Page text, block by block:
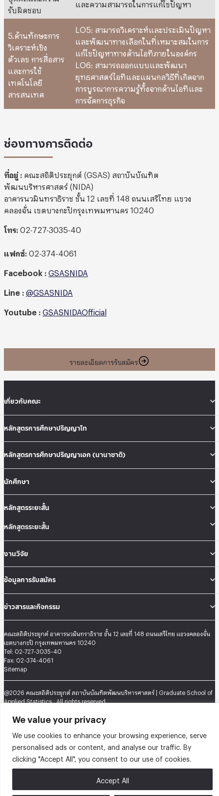
We value your privacy
We use cookies to enhance your browsing experience, serve
personalised ads or content, and analyse our traffic. By
clicking "Accept All", you consent to our use of cookies.
Accept All
รายละเอียดการรับสมัคร
รับผิดชอบ
และความสามารถในการแก้ไขปัญหา
5.ด้านทักษะการ
วิเคราะห์เชิง
ตัวเลข การสื่อสาร
และการใช้
เทคโนโลยี
สารสนเทศ
LO5: สามารถวิเคราะห์และประเมินปัญหา
และพัฒนาทางเลือกในที่เหมาะสมในการ
แก้ไขปัญหาทางด้านไอทีภายในองค์กร
LO6: สามารถออกแบบและพัฒนา
ยุทธศาสตร์ไอทีและแผนกลวิธีที่เกิดจาก
การบูรณาการความรู้ทั้งจากด้านไอทีและ
การจัดการธุรกิจ
ช่องทางการติดต่อ
ที่อยู่ : คณะสถิติประยุกต์ (GSAS) สถาบันบัณฑิต
พัฒนบริหารศาสตร์ (NIDA)
อาคารนวมินทราธิราช ชั้น 12 เลขที่ 148 ถนนเสรีไทย แขวง
คลองจั่น เขตบางกะปิกรุงเทพมหานคร 10240
โทร: 02-727-3035-40
แฟกซ์: 02-374-4061
Facebook : GSASNIDA
Line : @GSASNIDA
Youtube : GSASNIDAOfficial
เกี่ยวกับคณะ
หลักสูตรการศึกษาปริญญาโท
หลักสูตรการศึกษาปริญญาเอก (นานาชาติ)
นักศึกษา
หลักสูตรระยะสั้น
หลักสูตรระยะสั้น
งานวิจัย
ข้อมูลการรับสมัคร
ข่าวสารและกิจกรรม
คณะสถิติประยุกต์ อาคารนวมินทราธิราช ชั้น 12 เลขที่ 148 ถนนเสรีไทย แขวงคลองจั่น
เขตบางกะปิ กรุงเทพมหานคร 10240
Tel: 02-727-3035-40
Fax: 02-374-4061
Sitemap
@2026 คณะสถิติประยุกต์ สถาบันบัณฑิตพัฒนบริหารศาสตร์ | Graduate School of
Applied Statistics . All rights reserved.